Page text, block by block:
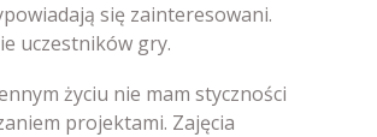
się zainteresowani.
uczestników gry.
życiu nie mam styczności
projektami. Zajęcia